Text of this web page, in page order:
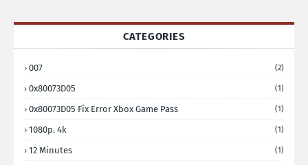
CATEGORIES
007 (2)
0x80073D05 (1)
0x80073D05 Fix Error Xbox Game Pass (1)
1080p. 4k (1)
12 Minutes (1)